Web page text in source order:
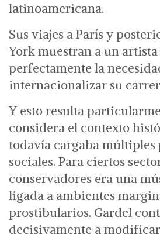
latinoamericana.
Sus viajes a París y
York muestran a un
perfectamente la
internacionalizar su
Y esto resulta
considera el contexto
todavía cargaba
sociales. Para ciertos
conservadores era una
ligada a ambientes
prostibularios. Gardel
decisivamente a